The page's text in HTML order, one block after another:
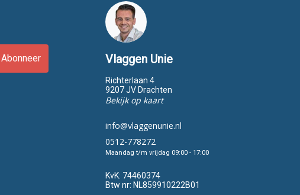
Abonneer Vlaggen Unie
Richterlaan 4
9207 JV Drachten
Bekijk op kaart
info@vlaggenunie.nl
0512-778272
Maandag t/m vrijdag 09:00 - 17:00
KvK: 74460374
Btw nr: NL859910222B01